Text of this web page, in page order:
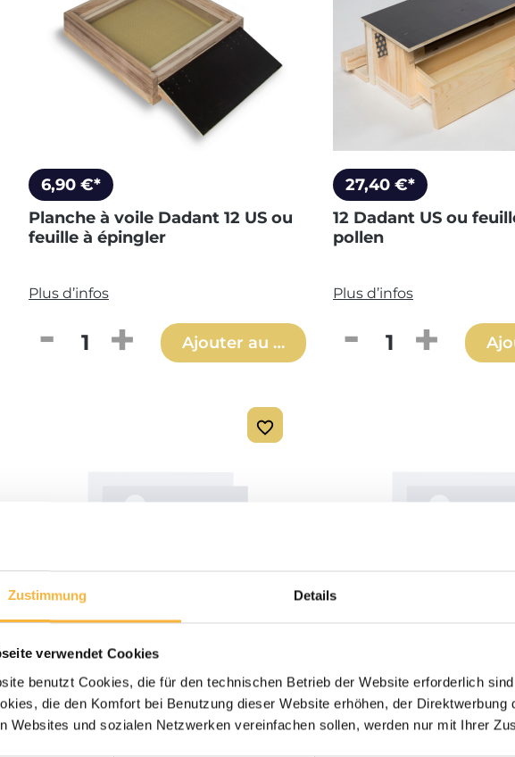
Zustimmung Details
verwendet Cookies
benutzt Cookies, die für den technischen Betrieb der Website erforderlich
die den Komfort bei Benutzung dieser Website erhöhen, der Direktwerbung
Websites und sozialen Netzwerken vereinfachen sollen, werden nur mit Ihrer
6,90 €*
Planche à voile Dadant 12 US ou
feuille à épingler
Plus d’infos
Quantité de produit : Entrez la quantité
Ajouter au panier
27,40 €*
12 Dadant US ou
pollen
Plus d’infos
Quantité de
12er Dadant Ersatz Fluglochkeil
12er Dadant Ersatz